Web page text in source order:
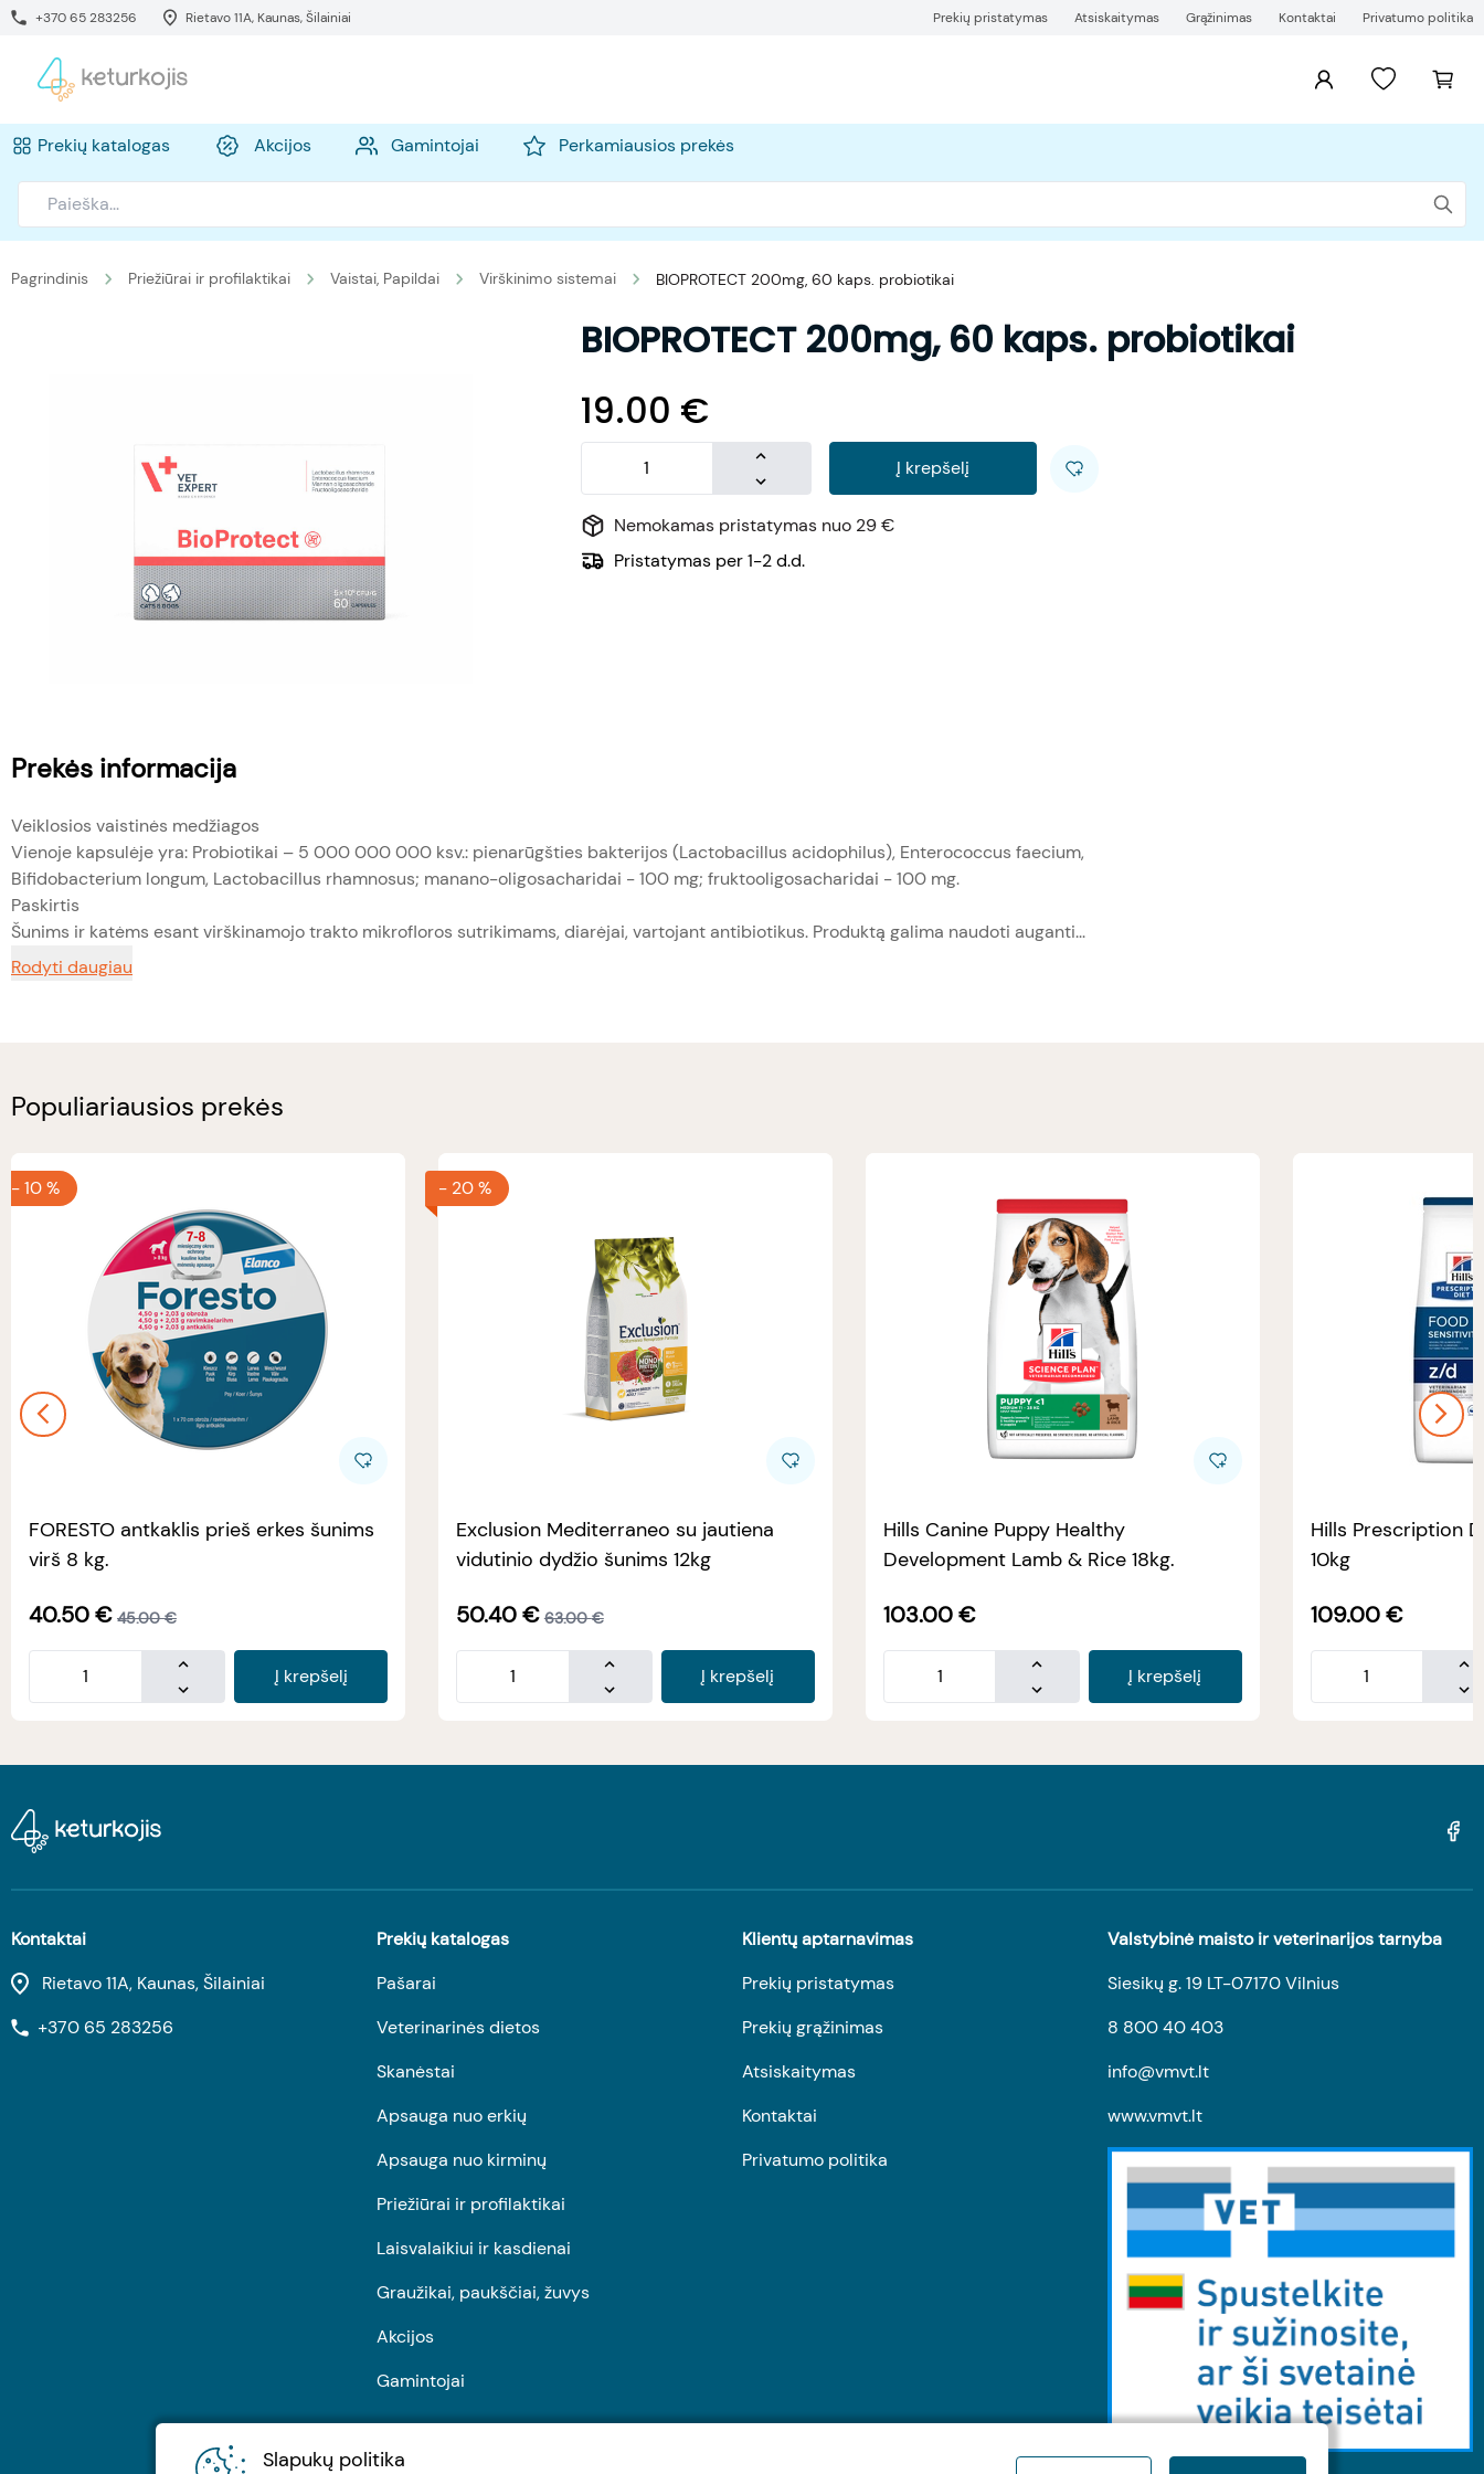
Slapukų politika
+370 65 283256 Rietavo 11A, Kaunas, Šilainiai Prekių pristatymas Atsiskaitymas Grąžinimas Kontaktai Privatumo politika
Prekių katalogas Akcijos Gamintojai Perkamiausios prekės
Pagrindinis Priežiūrai ir profilaktikai Vaistai, Papildai Virškinimo sistemai BIOPROTECT 200mg, 60 kaps. probiotikai
BIOPROTECT 200mg, 60 kaps. probiotikai
19.00 €
Į krepšelį
Nemokamas pristatymas nuo 29 €
Pristatymas per 1-2 d.d.
Prekės informacija
Veiklosios vaistinės medžiagos
Vienoje kapsulėje yra: Probiotikai – 5 000 000 000 ksv.: pienarūgšties bakterijos (Lactobacillus acidophilus), Enterococcus faecium,
Bifidobacterium longum, Lactobacillus rhamnosus; manano-oligosacharidai - 100 mg; fruktooligosacharidai - 100 mg.
Paskirtis
Šunims ir katėms esant virškinamojo trakto mikrofloros sutrikimams, diarėjai, vartojant antibiotikus. Produktą galima naudoti auganti...
Rodyti daugiau
Populiariausios prekės
-10 %
FORESTO antkaklis prieš erkes šunims
virš 8 kg.
40.50€ 45.00 €
Į krepšelį
- 20 %
Exclusion Mediterraneo su jautiena
vidutinio dydžio šunims 12kg
50.40€ 63.00 €
Į krepšelį
Hills Canine Puppy Healthy
Development Lamb & Rice 18kg.
103.00 €
Į krepšelį
Hills Prescription
10kg
109.00 €
Kontaktai
Rietavo 11A, Kaunas, Šilainiai
+370 65 283256
Prekių katalogas
Pašarai
Veterinarinės dietos
Skanėstai
Apsauga nuo erkių
Apsauga nuo kirminų
Priežiūrai ir profilaktikai
Laisvalaikiui ir kasdienai
Graužikai, paukščiai, žuvys
Akcijos
Gamintojai
Klientų aptarnavimas
Prekių pristatymas
Prekių grąžinimas
Atsiskaitymas
Kontaktai
Privatumo politika
Valstybinė maisto ir veterinarijos tarnyba
Siesikų g. 19 LT-07170 Vilnius
8 800 40 403
info@vmvt.lt
www.vmvt.lt